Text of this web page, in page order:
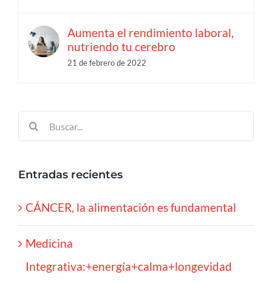
Aumenta el rendimiento laboral,
nutriendo tu cerebro
21 de febrero de 2022
Buscar:
Entradas recientes
CÁNCER, la alimentación es fundamental
Medicina
Integrativa:+energía+calma+longevidad